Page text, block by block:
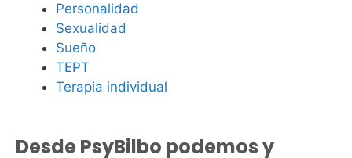
Personalidad
Sexualidad
Sueño
TEPT
Terapia individual
Desde PsyBilbo podemos y